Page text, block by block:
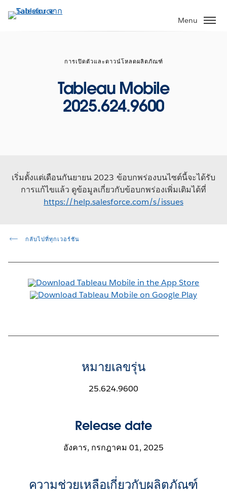
ไป
Menu
การเปิดตัวและดาวน์โหลดผลิตภัณฑ์
Tableau Mobile
2025.624.9600
เริ่มตั้งแต่เดือนกันยายน 2023 ข้อบกพร่องบนไซต์นี้จะได้รับ
การแก้ไขแล้ว ดูข้อมูลเกี่ยวกับข้อบกพร่องเพิ่มเติมได้ที่
https://help.salesforce.com/s/issues
กลับไปที่ทุกเวอร์ชัน
หมายเลขรุ่น
25.624.9600
Release date
อังคาร, กรกฎาคม 01, 2025
ความช่วยเหลือเกี่ยวกับผลิตภัณฑ์